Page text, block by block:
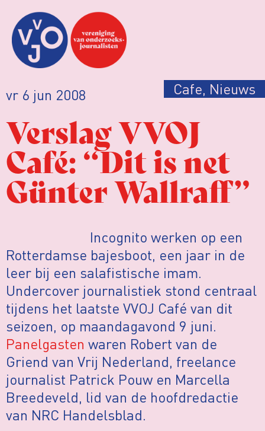
vr 6 jun 2008 Cafe, Nieuws
Verslag VVOJ
Café: “Dit is net
Günter Wallraff”
Incognito werken op een
Rotterdamse bajesboot, een jaar in de
leer bij een salafistische imam.
Undercover journalistiek stond centraal
tijdens het laatste VVOJ Café van dit
seizoen, op maandagavond 9 juni.
Panelgasten waren Robert van de
Griend van Vrij Nederland, freelance
journalist Patrick Pouw en Marcella
Breedeveld, lid van de hoofdredactie
van NRC Handelsblad.